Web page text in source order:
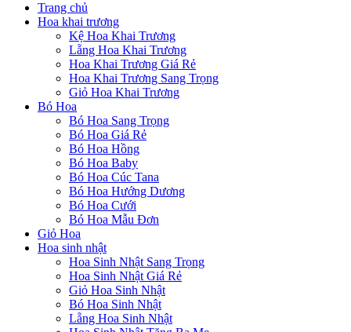
Trang chủ
Hoa khai trương
Kệ Hoa Khai Trương
Lẵng Hoa Khai Trương
Hoa Khai Trương Giá Rẻ
Hoa Khai Trương Sang Trọng
Giỏ Hoa Khai Trương
Bó Hoa
Bó Hoa Sang Trọng
Bó Hoa Giá Rẻ
Bó Hoa Hồng
Bó Hoa Baby
Bó Hoa Cúc Tana
Bó Hoa Hướng Dương
Bó Hoa Cưới
Bó Hoa Mẫu Đơn
Giỏ Hoa
Hoa sinh nhật
Hoa Sinh Nhật Sang Trọng
Hoa Sinh Nhật Giá Rẻ
Giỏ Hoa Sinh Nhật
Bó Hoa Sinh Nhật
Lẵng Hoa Sinh Nhật